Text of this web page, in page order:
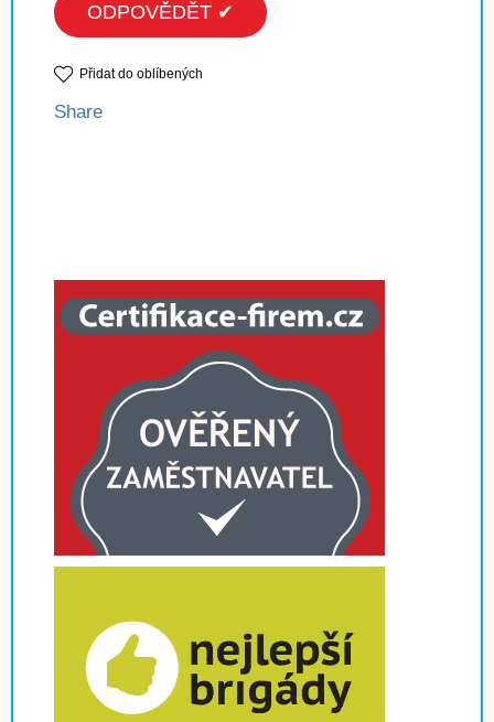
ODPOVĚDĚT ✔
Přidat do oblíbených
Share